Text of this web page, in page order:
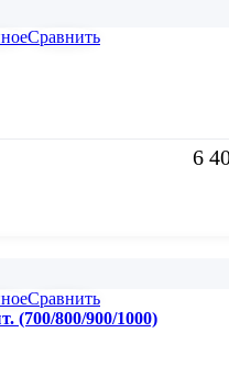
Сравнить
6
Сравнить
(700/800/900/1000)